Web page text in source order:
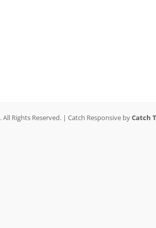
. All Rights Reserved. | Catch Responsive byCatch